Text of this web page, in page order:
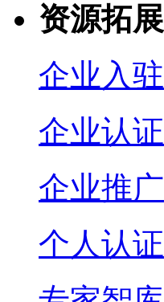
资源拓展
企业入驻
企业认证
企业推广
个人认证